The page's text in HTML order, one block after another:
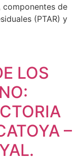
de
(PTAR) y
LOS
–